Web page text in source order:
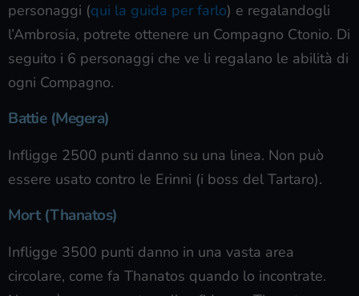
personaggi (qui la guida per farlo) e regalandogli
l’Ambrosia, potrete ottenere un Compagno Ctonio. Di
seguito i 6 personaggi che ve li regalano le abilità di
ogni Compagno.
Battie (Megera)
Infligge 2500 punti danno su una linea. Non può
essere usato contro le Erinni (i boss del Tartaro).
Mort (Thanatos)
Infligge 3500 punti danno in una vasta area
circolare, come fa Thanatos quando lo incontrate.